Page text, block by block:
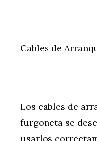
Cables de
Los cables de
furgoneta se
usarlos